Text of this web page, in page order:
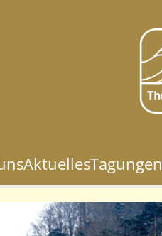
AktuellesTagungen